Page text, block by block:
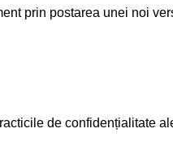
prin postarea unei noi
de confidențialitate